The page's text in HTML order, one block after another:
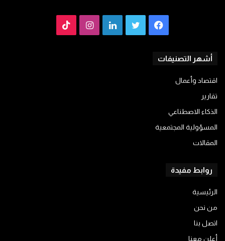
فيسبوكتويتر لينكدإن انستقرام
أشهر التصنيفات
اقتصاد وأعمال
تقارير
الذكاء الاصطناعي
المسؤولية المجتمعية
المقالات
روابط مفيدة
الرئيسية
من نحن
اتصل بنا
أعلن معنا